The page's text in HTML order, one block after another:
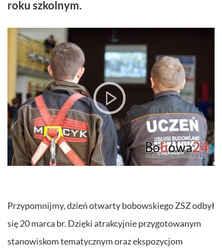
roku szkolnym.
Przypomnijmy, dzień otwarty bobowskiego ZSZ odbył
się 20 marca br. Dzięki atrakcyjnie przygotowanym
stanowiskom tematycznym oraz ekspozycjom